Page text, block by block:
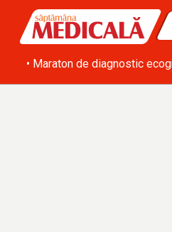
• Maraton de diagnostic